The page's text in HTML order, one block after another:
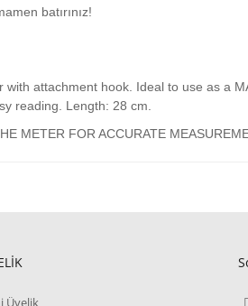
batırınız!
attachment hook. Ideal to use as a
reading. Length: 28 cm.
METER FOR ACCURATE
Üyelik